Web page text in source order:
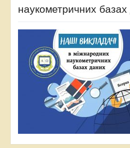
наукометричних